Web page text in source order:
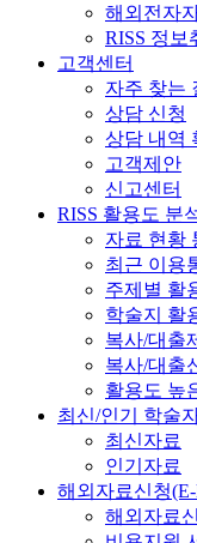
해외전자
RISS 정보
고객센터
자주 찾는
상담 신청
상담 내역
고객제안
신고센터
RISS 활용도 분
자료 현황
최근 이용
주제별 활
학술지 활
복사/대출
복사/대출
활용도 높
최신/인기 학술
최신자료
인기자료
해외자료신청
해외자료